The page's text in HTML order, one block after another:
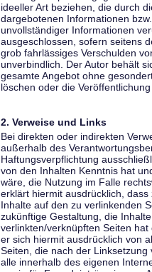
ideeller Art beziehen, die durch
dargebotenen Informationen
unvollständiger Informationen
ausgeschlossen, sofern seitens
grob fahrlässiges Verschulden
unverbindlich. Der Autor behält
gesamte Angebot ohne
löschen oder die
2. Verweise und Links
Bei direkten oder indirekten
außerhalb des
Haftungsverpflichtung
von den Inhalten Kenntnis hat
wäre, die Nutzung im Falle
erklärt hiermit ausdrücklich,
Inhalte auf den zu verlinkenden
zukünftige Gestaltung, die
verlinkten/verknüpften Seiten
er sich hiermit ausdrücklich von
Seiten, die nach der
alle innerhalb des eigenen